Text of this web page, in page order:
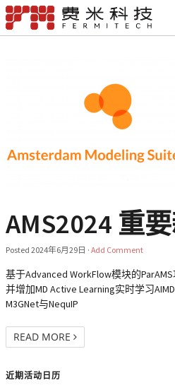
AMS2024 重
Posted 2024年6月29日 · Add Comment
基于Advanced WorkFlow模块的
并增加MD Active Learning实时学习
M3GNet与NequIP
READ MORE
近期活动日历